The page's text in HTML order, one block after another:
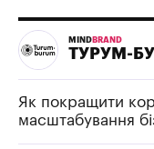
MIND BRAND
ТУРУМ-
Як покращити
масштабування